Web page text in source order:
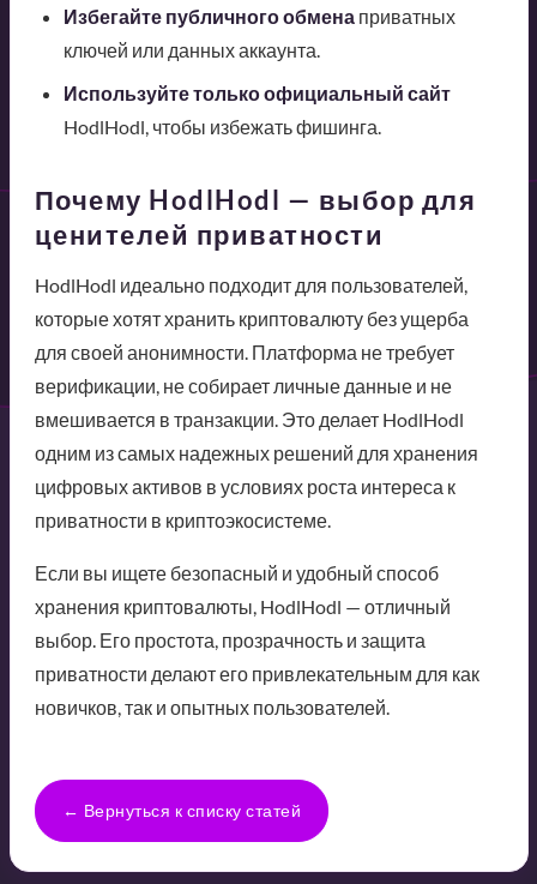
Избегайте публичного обменаприватных
ключей или данных аккаунта.
Используйте только официальный сайт
HodlHodl, чтобы избежать фишинга.
Почему HodlHodl — выбор для
ценителей приватности
HodlHodl идеально подходит для пользователей,
которые хотят хранить криптовалюту без ущерба
для своей анонимности. Платформа не требует
верификации, не собирает личные данные и не
вмешивается в транзакции. Это делает HodlHodl
одним из самых надежных решений для хранения
цифровых активов в условиях роста интереса к
приватности в криптоэкосистеме.
Если вы ищете безопасный и удобный способ
хранения криптовалюты, HodlHodl — отличный
выбор. Его простота, прозрачность и защита
приватности делают его привлекательным для как
новичков, так и опытных пользователей.
← Вернуться к списку статей